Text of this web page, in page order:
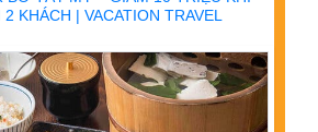
KHÁCH | VACATION TRAVEL